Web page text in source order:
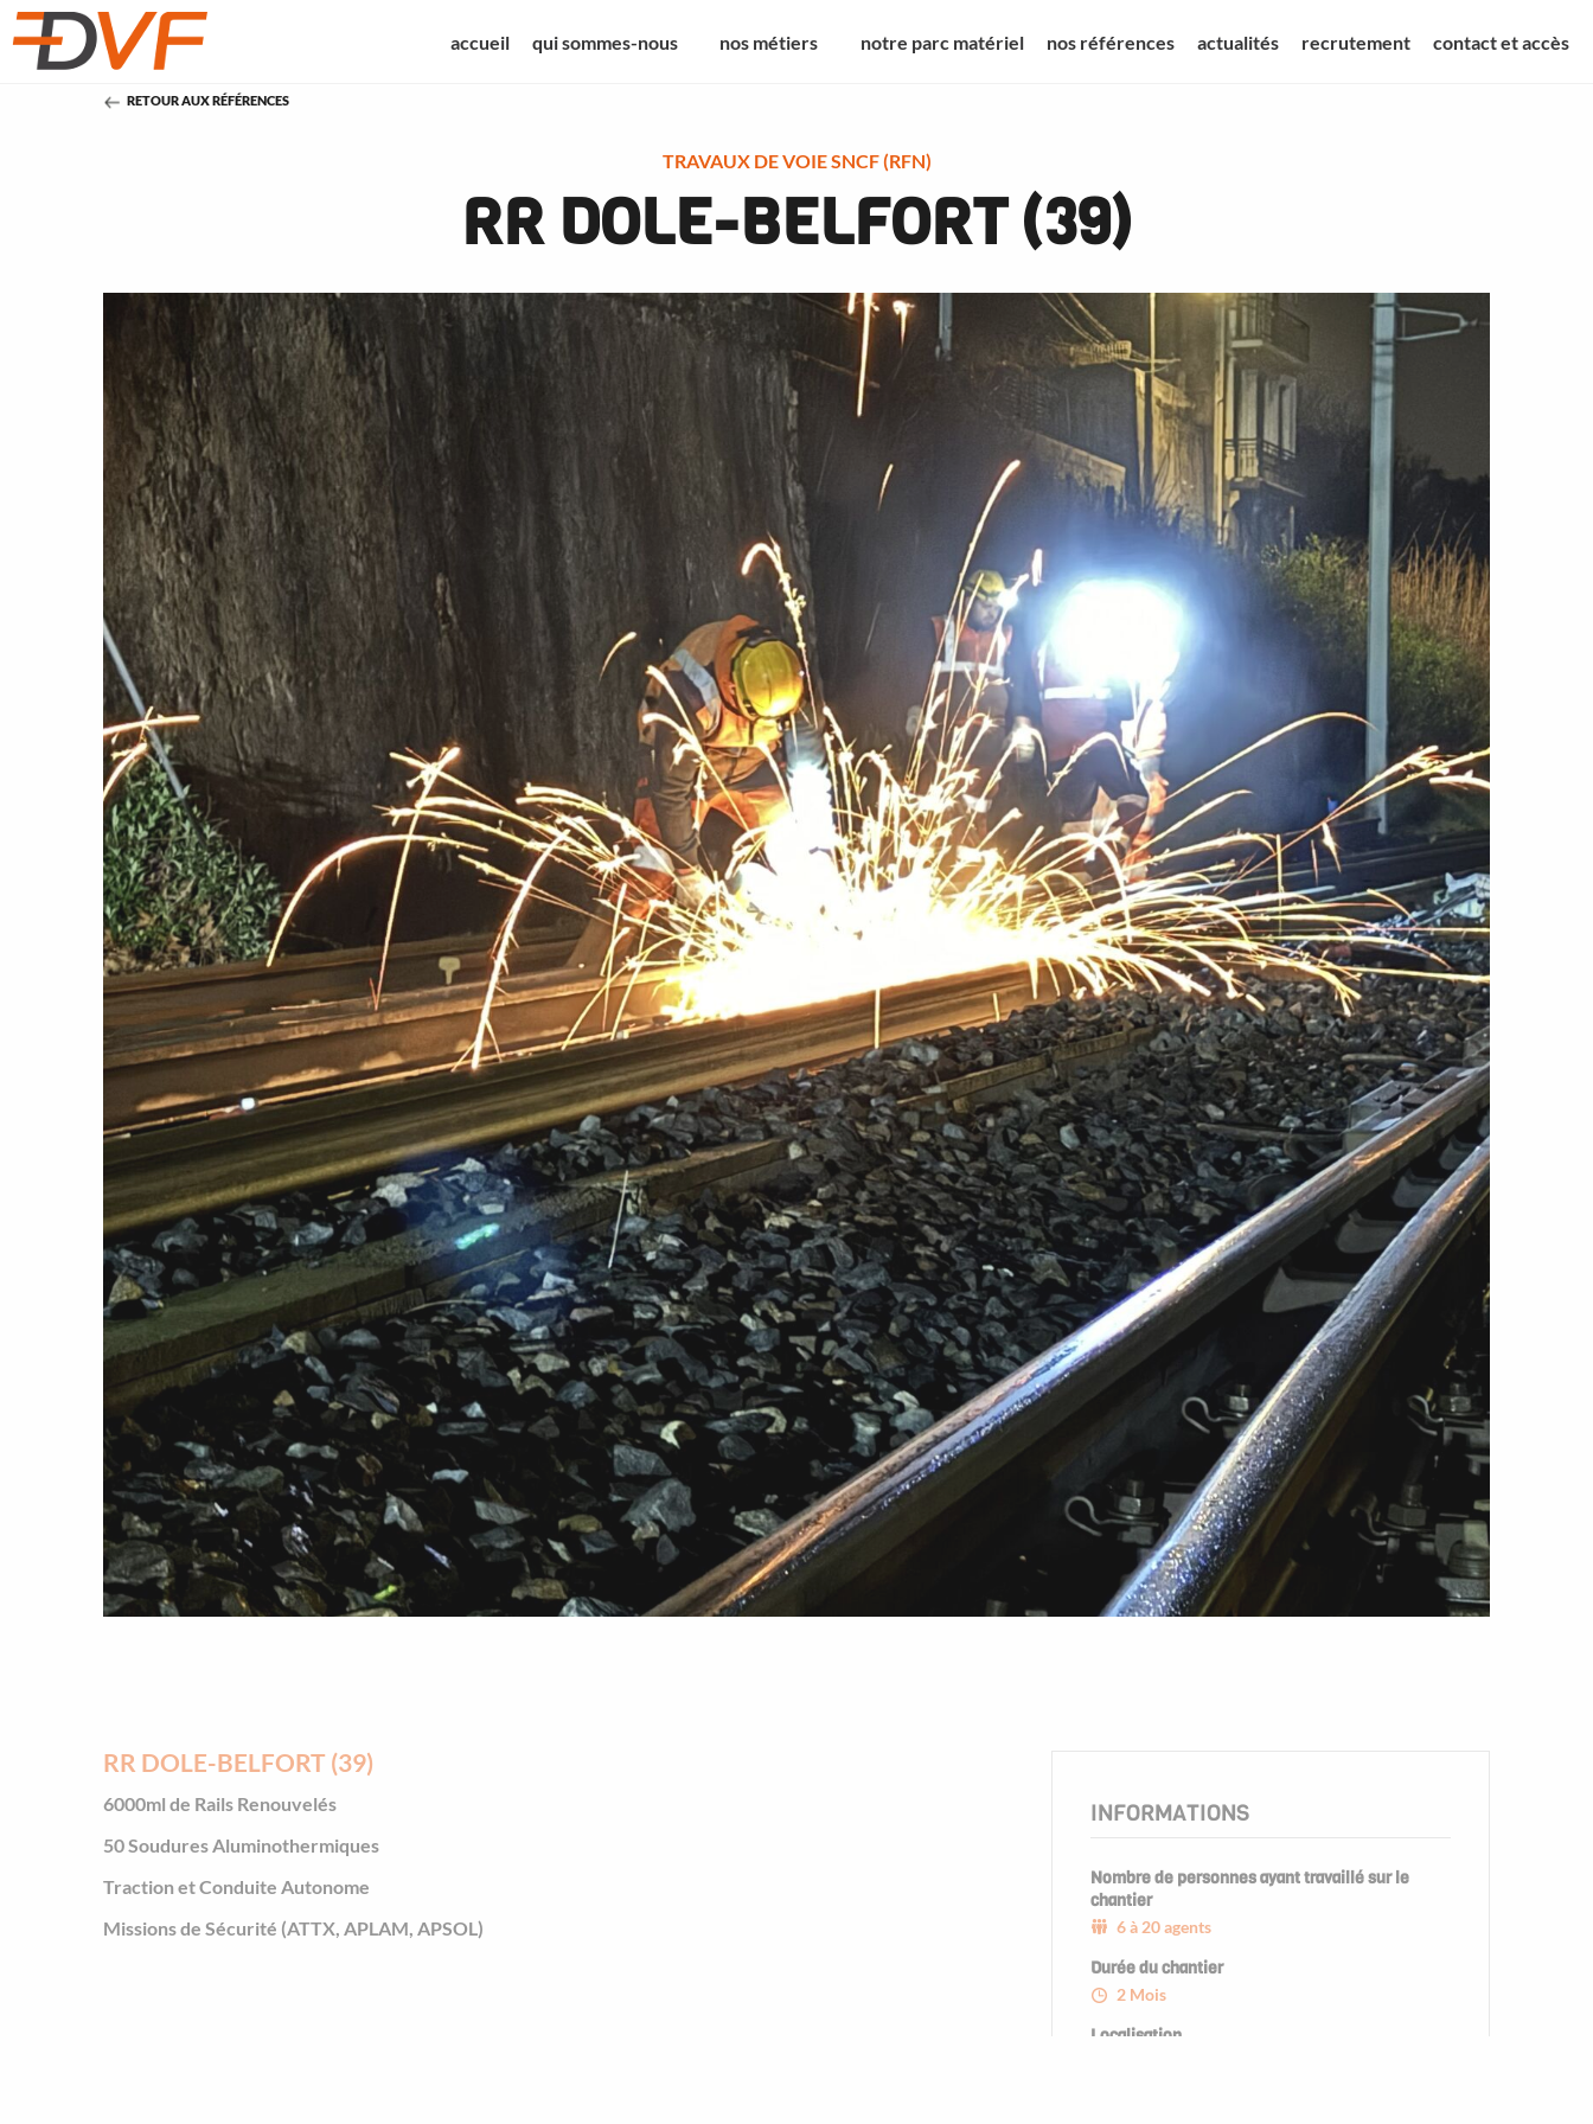
accueil qui sommes-nous nos métiers notre parc matériel nos références actualités recrutement contact et accès
RETOUR AUX RÉFÉRENCES
TRAVAUX DE VOIE SNCF (RFN)
RR DOLE-BELFORT (39)
RR DOLE-BELFORT (39)
6000ml de Rails Renouvelés
50 Soudures Aluminothermiques
Traction et Conduite Autonome
Missions de Sécurité (ATTX, APLAM, APSOL)
INFORMATIONS
Nombre de personnes ayant travaillé sur le
chantier
6 à 20 agents
Durée du chantier
2 Mois
Localisation